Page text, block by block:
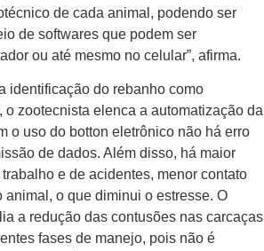
de cada animal, podendo ser
de softwares que podem ser
ou até mesmo no celular”, afirma.
identificação do rebanho como
o zootecnista elenca a automatização da
o uso do botton eletrônico não há erro
de dados. Além disso, há maior
e de acidentes, menor contato
animal, o que diminui o estresse. O
a redução das contusões nas carcaças
fases de manejo, pois não é